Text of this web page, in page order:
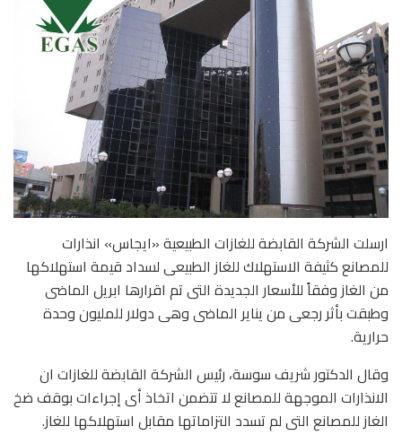
ارسلت الشركة القابضة للغازات الطبيعية «ايجاس» انذارات
للمصانع كثيفة الاستهلاك للغاز الطبيعى لسداد قيمة استهلاكها
من الغاز وفقاً للأسعار الجديدة التى تم اقرارها ابريل الماضى
وطبقت بأثر رجعى من يناير الماضى وهى دولار للمليون وحدة
حرارية.
وقال الدكتور شريف سوسة، رئيس الشركة القابضة للغازات ان
الانذارات الموجهة للمصانع لا تتضمن اتخاذ أى إجراءات بوقف ضخ
الغاز للمصانع التى لم تسدد التزاماتها مقابل استهلاكها للغاز.